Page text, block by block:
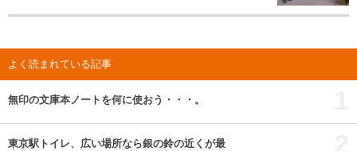
よく読まれている記事
無印の文庫本ノートを何に使おう・・・。
東京駅トイレ、広い場所なら銀の鈴の近くが最